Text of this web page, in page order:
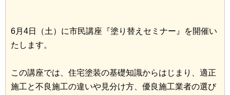
6月4日（土）に市民講座『塗り替えセミナー』を開催い
たします。
この講座では、住宅塗装の基礎知識からはじまり、適正
施工と不良施工の違いや見分け方、優良施工業者の選び